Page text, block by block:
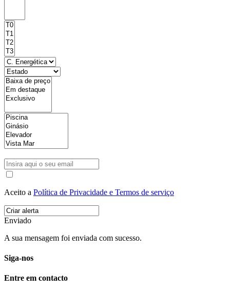
Aceito a Política de Privacidade e Termos de serviço
Enviado
A sua mensagem foi enviada com sucesso.
Siga-nos
Entre em contacto